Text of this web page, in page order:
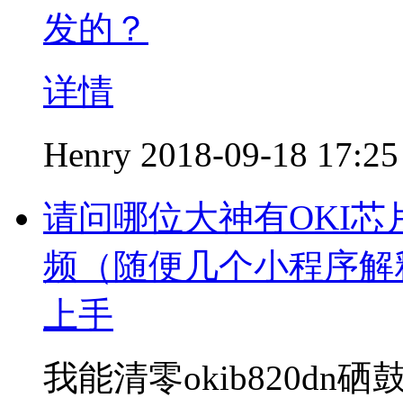
发的？
详情
Henry 2018-09-18 17:25
请问哪位大神有OKI芯
频（随便几个小程序
上手
我能清零okib820dn硒